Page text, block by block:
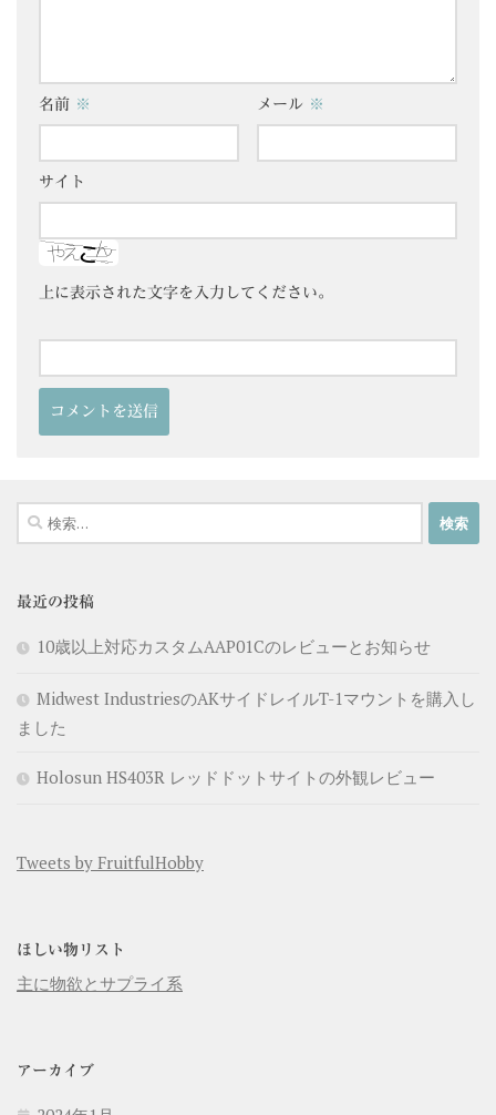
名前 ※ メール ※
サイト
上に表示された文字を入力してください。
検
索:
最近の投稿
10歳以上対応カスタムAAP01Cのレビューとお知らせ
Midwest IndustriesのAKサイドレイルT-1マウントを購入し
ました
Holosun HS403R レッドドットサイトの外観レビュー
Tweets by FruitfulHobby
ほしい物リスト
主に物欲とサプライ系
アーカイブ